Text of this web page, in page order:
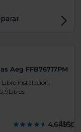
Aeg FFB76717PM
Libre instalación,
(110)